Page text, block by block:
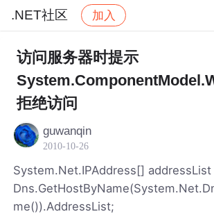
.NET社区 加入
社区 .NET社区 帖子详情
访问服务器时提示
拒绝访问
guwanqin
2010-10-26
System.Net.IPAddress[]
me()).AddressList;